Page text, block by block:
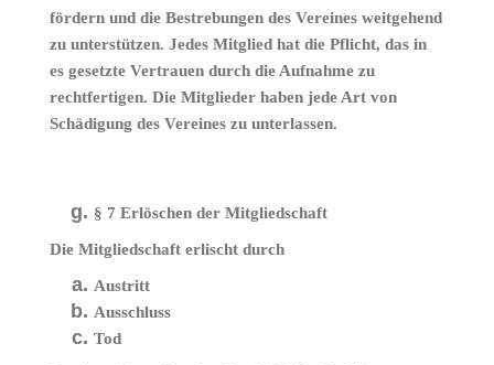
fördern und die Bestrebungen des Vereines weitgehend
zu unterstützen. Jedes Mitglied hat die Pflicht, das in
es gesetzte Vertrauen durch die Aufnahme zu
rechtfertigen. Die Mitglieder haben jede Art von
Schädigung des Vereines zu unterlassen.
§ 7 Erlöschen der Mitgliedschaft
Die Mitgliedschaft erlischt durch
Austritt
Ausschluss
Tod